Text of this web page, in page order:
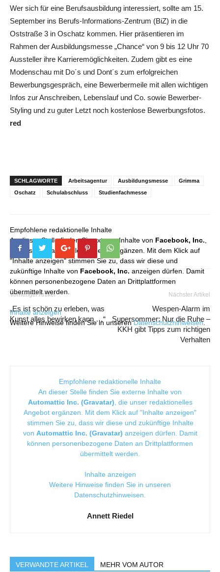
Wer sich für eine Berufsausbildung interessiert, sollte am 15.
September ins Berufs-Informations-Zentrum (BiZ) in die
Oststraße 3 in Oschatz kommen. Hier präsentieren im
Rahmen der Ausbildungsmesse „Chance“ von 9 bis 12 Uhr 70
Aussteller ihre Karrieremöglichkeiten. Zudem gibt es eine
Modenschau mit Do´s und Dont´s zum erfolgreichen
Bewerbungsgespräch, eine Bewerbermeile mit allen wichtigen
Infos zur Anschreiben, Lebenslauf und Co. sowie Bewerber-
Styling und zu guter Letzt noch kostenlose Bewerbungsfotos.
red
SCHLAGWORTE Arbeitsagentur Ausbildungsmesse
Grimma
Oschatz
Schulabschluss Studienfachmesse
Empfohlene redaktionelle Inhalte
An dieser Stelle finden Sie externe Inhalte von Facebook, Inc.
die unser redaktionelles Angebot ergänzen. Mit dem Klick auf
"Inhalte anzeigen" stimmen Sie zu, dass wir diese und
zukünftige Inhalte von Facebook, Inc. anzeigen dürfen. Damit
können personenbezogene Daten an Drittplattformen
übermittelt werden.
Inhalte anzeigen
Weitere Hinweise finden Sie in unserenDatenschutzhinweisen.
Vorheriger Artikel
„Es ist schön zu erleben, was
Kunst alles bewirken kann …“
Nächster Artikel
Wespen-Alarm im
Supersommer: Nur die Ruhe –
KKH gibt Tipps zum richtigen
Verhalten
Empfohlene redaktionelle Inhalte
An dieser Stelle finden Sie externe Inhalte von
Automattic Inc. (Gravatar) , die unser redaktionelles
Angebot ergänzen. Mit dem Klick auf "Inhalte anzeigen"
stimmen Sie zu, dass wir diese und zukünftige Inhalte
von Automattic Inc. (Gravatar) anzeigen dürfen. Damit
können personenbezogene Daten an Drittplattformen
übermittelt werden.
Inhalte anzeigen
Weitere Hinweise finden Sie in unseren
Datenschutzhinweisen
Annett Riedel
VERWANDTE ARTIKEL MEHR VOM AUTOR